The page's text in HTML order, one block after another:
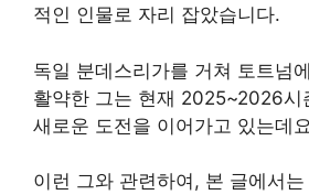
적인 인물로 자리 잡았습니다.
독일 분데스리가를 거쳐 토트넘
활약한 그는 현재 2025~2026시
새로운 도전을 이어가고 있는데
이런 그와 관련하여, 본 글에서